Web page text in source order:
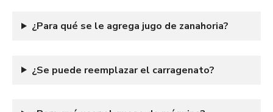
¿Para qué se le agrega jugo de zanahoria?
¿Se puede reemplazar el carragenato?